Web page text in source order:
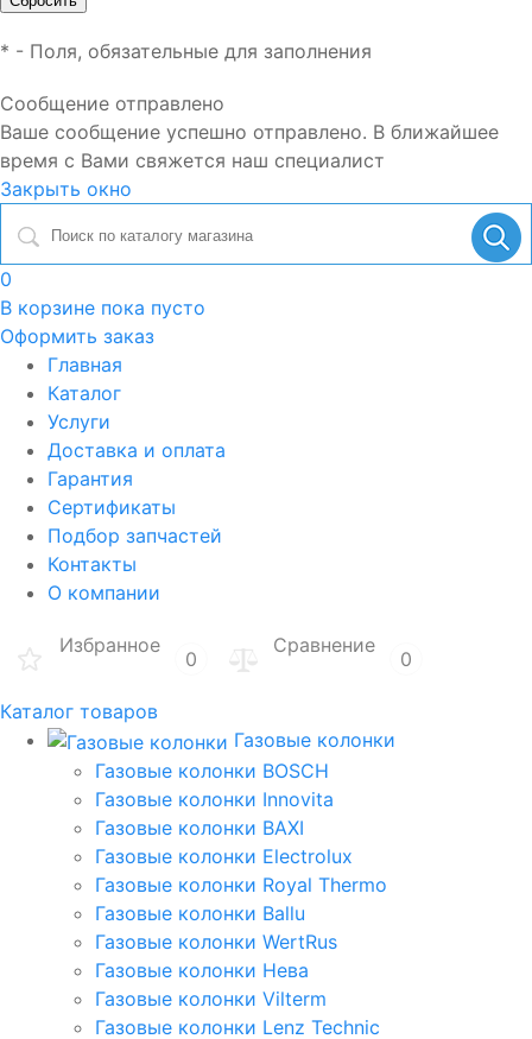
* - Поля, обязательные для заполнения
Сообщение отправлено
Ваше сообщение успешно отправлено. В ближайшее
время с Вами свяжется наш специалист
Закрыть окно
0
В корзине пока пусто
Оформить заказ
Главная
Каталог
Услуги
Доставка и оплата
Гарантия
Сертификаты
Подбор запчастей
Контакты
О компании
Избранное
0
Сравнение
0
Каталог товаров
Газовые колонки
Газовые колонки BOSCH
Газовые колонки Innovita
Газовые колонки BAXI
Газовые колонки Electrolux
Газовые колонки Royal Thermo
Газовые колонки Ballu
Газовые колонки WertRus
Газовые колонки Нева
Газовые колонки Vilterm
Газовые колонки Lenz Technic